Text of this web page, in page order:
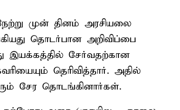
முன் தினம் அரசியலை
தொடர்பான அறிவிப்பை
இயக்கத்தில் சேர்வதற்கான
தெரிவித்தார். அதில்
சேர தொடங்கினார்கள்.